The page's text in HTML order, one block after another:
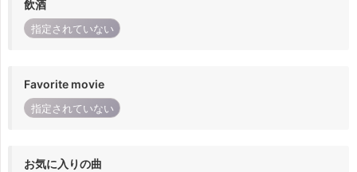
飲酒
指定されていない
Favorite movie
指定されていない
お気に入りの曲